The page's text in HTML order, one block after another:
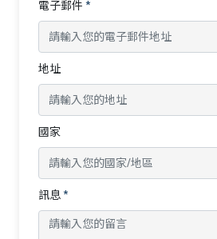
電子郵件 *
地址
國家
訊息*